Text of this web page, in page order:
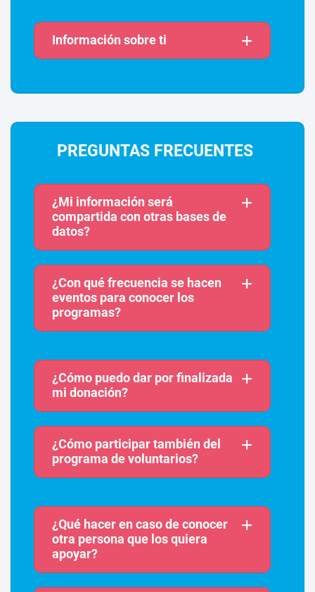
Información sobre ti
PREGUNTAS FRECUENTES
¿Mi información será
compartida con otras bases de
datos?
¿Con qué frecuencia se hacen
eventos para conocer los
programas?
¿Cómo puedo dar por finalizada
mi donación?
¿Cómo participar también del
programa de voluntarios?
¿Qué hacer en caso de conocer
otra persona que los quiera
apoyar?